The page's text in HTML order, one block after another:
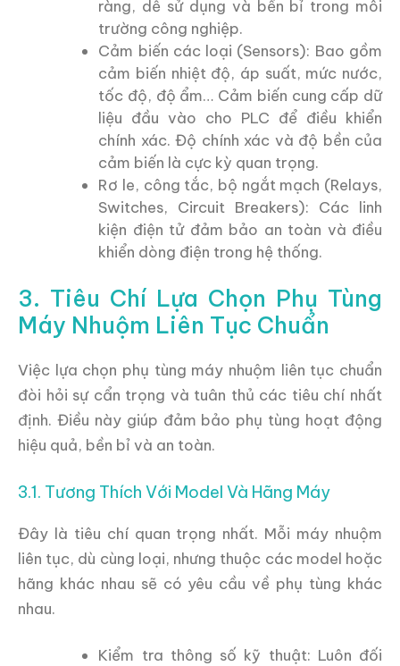
ràng, dễ sử dụng và bền bỉ trong môi
trường công nghiệp.
Cảm biến các loại (Sensors): Bao gồm
cảm biến nhiệt độ, áp suất, mức nước,
tốc độ, độ ẩm… Cảm biến cung cấp dữ
liệu đầu vào cho PLC để điều khiển
chính xác. Độ chính xác và độ bền của
cảm biến là cực kỳ quan trọng.
Rơ le, công tắc, bộ ngắt mạch (Relays,
Switches, Circuit Breakers): Các linh
kiện điện tử đảm bảo an toàn và điều
khiển dòng điện trong hệ thống.
3. Tiêu Chí Lựa Chọn Phụ Tùng
Máy Nhuộm Liên Tục Chuẩn
Việc lựa chọn phụ tùng máy nhuộm liên tục chuẩn
đòi hỏi sự cẩn trọng và tuân thủ các tiêu chí nhất
định. Điều này giúp đảm bảo phụ tùng hoạt động
hiệu quả, bền bỉ và an toàn.
3.1. Tương Thích Với Model Và Hãng Máy
Đây là tiêu chí quan trọng nhất. Mỗi máy nhuộm
liên tục, dù cùng loại, nhưng thuộc các model hoặc
hãng khác nhau sẽ có yêu cầu về phụ tùng khác
nhau.
Kiểm tra thông số kỹ thuật: Luôn đối